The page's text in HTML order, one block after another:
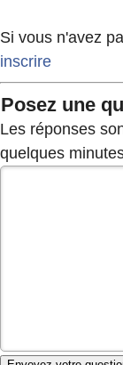
Si vous n'avez
inscrire
Posez une
Les réponses
quelques